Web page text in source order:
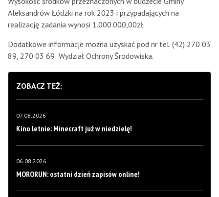
Aleksandrów Łódzki na rok 2023 i przypadających na
realizację zadania wynosi 1.000.000,00zł.
Dodatkowe informacje można uzyskać pod nr tel. (42) 270 03
89, 270 03 69 Wydział Ochrony Środowiska.
ZOBACZ TEŻ:
07.08.2026
Kino letnie: Minecraft już w niedzielę!
06.08.2026
MORORUN: ostatni dzień zapisów online!